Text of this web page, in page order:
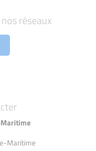
Maritime
réseaux